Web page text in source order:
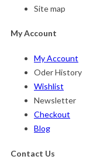
Site map
My Account
My Account
Oder History
Wishlist
Newsletter
Checkout
Blog
Contact Us